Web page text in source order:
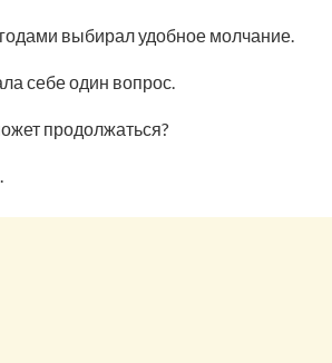
выбирал удобное молчание.
себе один вопрос.
продолжаться?